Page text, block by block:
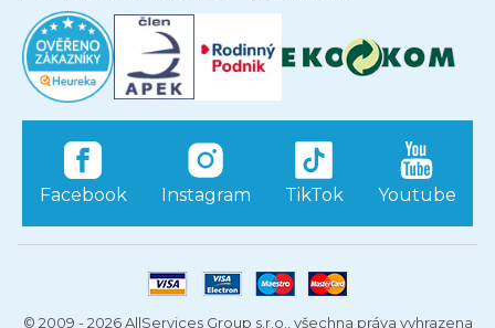
Facebook Instagram TikTok Youtube
© 2009 - 2026 AllServices Group s.r.o., všechna práva vyhrazena